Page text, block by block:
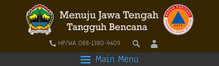
HP/WA 088-1380-9409
Main Menu